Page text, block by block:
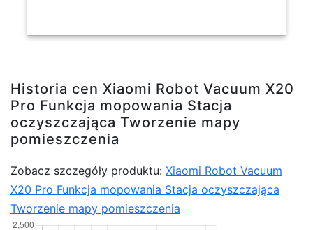
Historia cen Xiaomi Robot Vacuum X20
Pro Funkcja mopowania Stacja
oczyszczająca Tworzenie mapy
pomieszczenia
Zobacz szczegóły produktu: Xiaomi Robot Vacuum
X20 Pro Funkcja mopowania Stacja oczyszczająca
Tworzenie mapy pomieszczenia